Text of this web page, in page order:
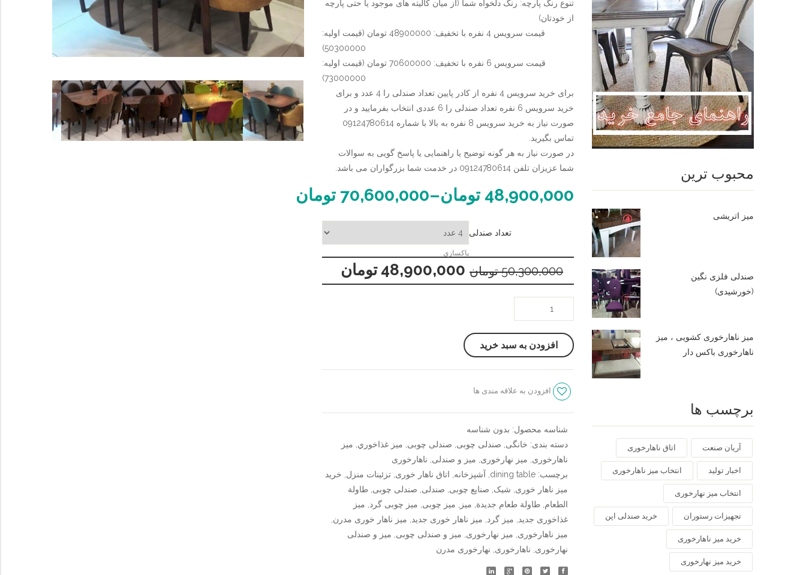
کنگره
تنوع رنگ پارچه: رنگ دلخواه شما (از میان کالیته های موجود یا حتی پارچه
از خودتان)
قیمت سرویس 4 نفره با تخفیف: 48900000 تومان (قیمت اولیه:
50300000)
قیمت سرویس 6 نفره با تخفیف: 70600000 تومان (قیمت اولیه:
73000000)
برای خرید سرویس 4 نفره از کادر پایین تعداد صندلی را 4 عدد و برای
خرید سرویس 6 نفره تعداد صندلی را 6 عددی انتخاب بفرمایید و در
صورت نیاز به خرید سرویس 8 نفره به بالا با شماره 09124780614
تماس بگیرید.
در صورت نیاز به هر گونه توضیح یا راهنمایی یا پاسخ گویی به سوالات
شما عزیزان تلفن 09124780614 در خدمت شما بزرگواران می باشد.
48,900,000 تومان–
70,600,000 تومان
تعداد صندلی
پاکسازی
50,300,000 تومان 48,900,000 تومان
ناهار
خوری
بوگاتیافزودن به سبد خرید
افزودن به علاقه مندی ها
شناسه محصول: بدون شناسه
دسته بندی: خانگی صندلی چوبی صندلی چوبی ميز غذاخوري میز
ناهارخوری میز نهارخوری میز و صندلی ناهارخوری
برچسب: dining table آشپزخانه اتاق ناهار خوری تزئینات منزل خرید
میز ناهار خوری شیک صنایع چوبی صندلی صندلی چوبی طاولة
الطعام طاولة طعام جديدة میز میز چوبی میز چوبی گرد
میز
غذاخوری جدید
میز گرد میز ناهار خوری جدید میز ناهار خوری مدرن
میز ناهارخوری میز نهارخوری میز و صندلی چوبی میز و صندلی
نهارخوری ناهارخوری نهارخوری مدرن
محبوب ترین
میز اتریشی
صندلی فلزی نگین
(خورشیدی)
میز ناهارخوری کشویی ، میز
ناهارخوری باکس دار
برچسب ها
آریان صنعت اتاق ناهارخوری
اخبار تولید انتخاب میز ناهارخوری
انتخاب میز نهارخوری
تجهیزات رستوران خرید صندلی اپن
خرید میز ناهارخوری
خرید میز نهارخوری